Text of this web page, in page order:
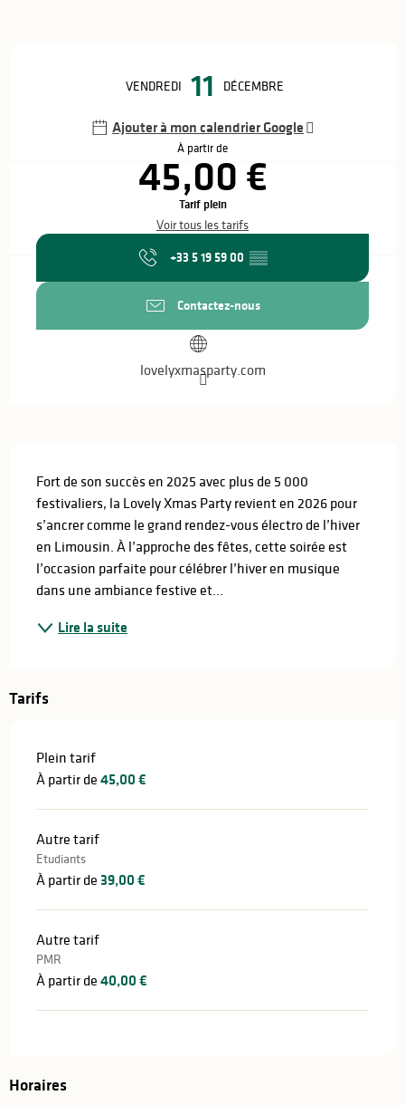
VENDREDI 11 DÉCEMBRE
Ajouter à mon calendrier Google
À partir de
45,00 €
Tarif plein
Voir tous les tarifs
+33 5 19 59 00 ▒▒
Contactez-nous
lovelyxmasparty.com
Fort de son succès en 2025 avec plus de 5 000
festivaliers, la Lovely Xmas Party revient en 2026 pour
s’ancrer comme le grand rendez-vous électro de l’hiver
en Limousin. À l’approche des fêtes, cette soirée est
l’occasion parfaite pour célébrer l’hiver en musique
dans une ambiance festive et...
Lire la suite
Tarifs
Plein tarif
À partir de 45,00 €
Autre tarif
Etudiants
À partir de 39,00 €
Autre tarif
PMR
À partir de 40,00 €
Horaires